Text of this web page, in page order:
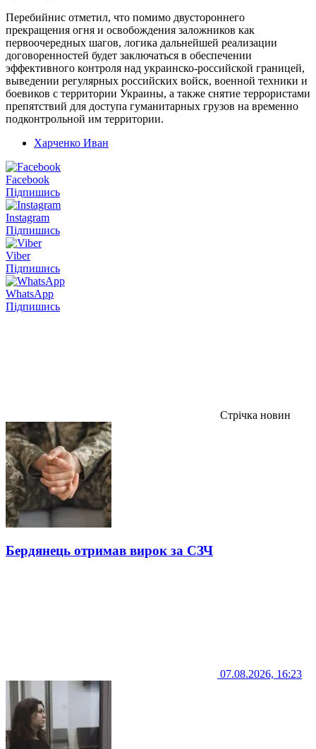
Перебийнис отметил, что помимо двустороннего
прекращения огня и освобождения заложников как
первоочередных шагов, логика дальнейшей реализации
договоренностей будет заключаться в обеспечении
эффективного контроля над украинско-российской границей,
выведении регулярных российских войск, военной техники и
боевиков с территории Украины, а также снятие террористами
препятствий для доступа гуманитарных грузов на временно
подконтрольной им территории.
Харченко Иван
Facebook
Підпишись
Instagram
Підпишись
Viber
Підпишись
WhatsApp
Підпишись
Стрічка новин
Бердянець отримав вирок за СЗЧ
07.08.2026, 16:23